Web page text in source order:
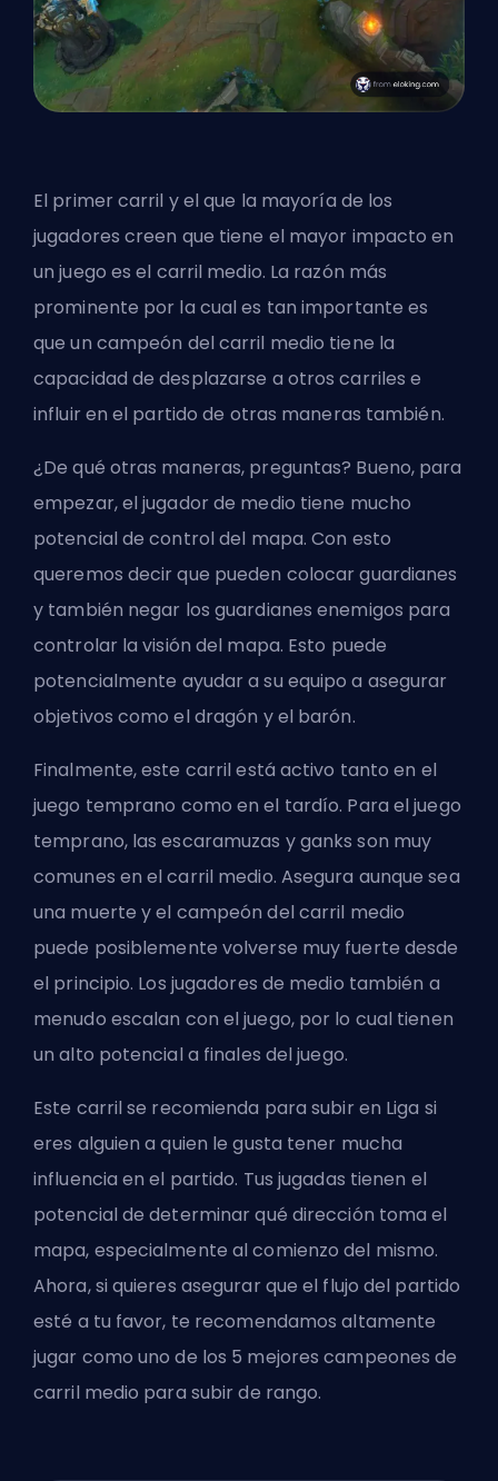
El primer carril y el que la mayoría de los
jugadores creen que tiene el mayor impacto en
un juego es el carril medio. La razón más
prominente por la cual es tan importante es
que un campeón del carril medio tiene la
capacidad de desplazarse a otros carriles e
influir en el partido de otras maneras también.
¿De qué otras maneras, preguntas? Bueno, para
empezar, el jugador de medio tiene mucho
potencial de control del mapa. Con esto
queremos decir que pueden colocar guardianes
y también negar los guardianes enemigos para
controlar la visión del mapa. Esto puede
potencialmente ayudar a su equipo a asegurar
objetivos como el dragón y el barón.
Finalmente, este carril está activo tanto en el
juego temprano como en el tardío. Para el juego
temprano, las escaramuzas yganks son muy
comunes en el carril medio. Asegura aunque sea
una muerte y el campeón del carril medio
puede posiblemente volverse muy fuerte desde
el principio. Los jugadores de medio también a
menudo escalan con el juego, por lo cual tienen
un alto potencial a finales del juego.
Este carril se recomienda para subir en Liga si
eres alguien a quien le gusta tener mucha
influencia en el partido. Tus jugadas tienen el
potencial de determinar qué dirección toma el
mapa, especialmente al comienzo del mismo.
Ahora, si quieres asegurar que el flujo del partido
esté a tu favor, te recomendamos altamente
jugar como uno de los 5 mejores campeones de
carril medio para subir de rango.